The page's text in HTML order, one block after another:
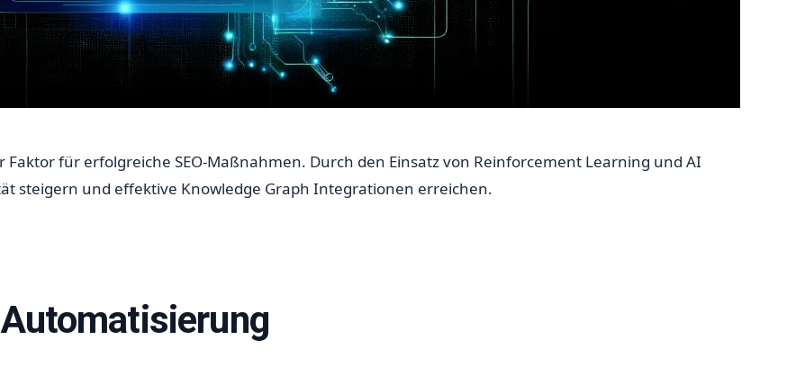
für erfolgreiche SEO-Maßnahmen. Durch den Einsatz von Reinforcement Learning und AI
steigern und effektive Knowledge Graph Integrationen erreichen.